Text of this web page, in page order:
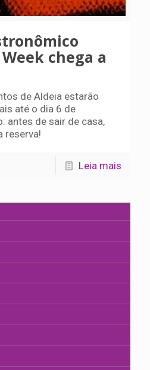
chega a
de Aldeia estarão
até o dia 6 de
antes de sair de casa,
reserva!
Leia mais